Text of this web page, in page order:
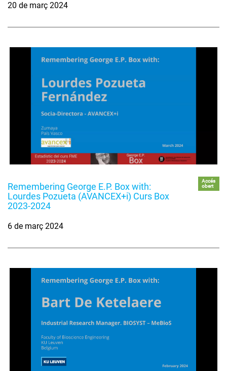
20 de març 2024
Remembering George E.P. Box with:
Lourdes Pozueta (AVANCEX+i) Curs Box
2023-2024
Accés
obert
6 de març 2024